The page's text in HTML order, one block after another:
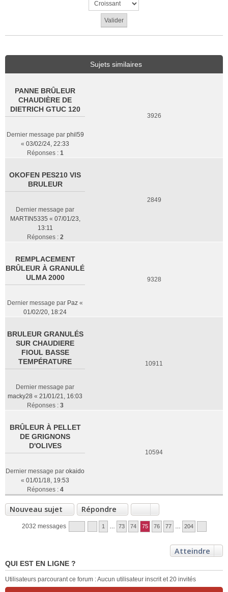
Sujets similaires
PANNE BRÛLEUR
CHAUDIÈRE DE
DIETRICH GTUC 120
Dernier message par phil59
« 03/02/24, 22:33
Réponses : 1
3926
OKOFEN PES210 VIS
BRULEUR
Dernier message par
MARTIN5335 « 07/01/23,
13:11
Réponses : 2
2849
REMPLACEMENT
BRÛLEUR À GRANULÉ
ULMA 2000
Dernier message par Paz «
01/02/20, 18:24
9328
BRULEUR GRANULÉS
SUR CHAUDIERE
FIOUL BASSE
TEMPÉRATURE
Dernier message par
macky28 « 21/01/21, 16:03
Réponses : 3
10911
BRÛLEUR À PELLET
DE GRIGNONS
D'OLIVES
Dernier message par okaido
« 01/01/18, 19:53
Réponses : 4
10594
Nouveau sujet Répondre
2032 messages 1 73 74 75 76 77 204
Atteindre
QUI EST EN LIGNE ?
Utilisateurs parcourant ce forum : Aucun utilisateur inscrit et 20 invités